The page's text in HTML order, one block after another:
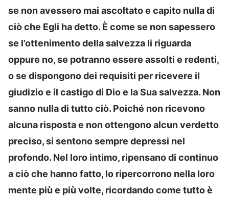
se non avessero mai ascoltato e capito nulla di
ciò che Egli ha detto. È come se non sapessero
se l’ottenimento della salvezza li riguarda
oppure no, se potranno essere assolti e redenti,
o se dispongono dei requisiti per ricevere il
giudizio e il castigo di Dio e la Sua salvezza. Non
sanno nulla di tutto ciò. Poiché non ricevono
alcuna risposta e non ottengono alcun verdetto
preciso, si sentono sempre depressi nel
profondo. Nel loro intimo, ripensano di continuo
a ciò che hanno fatto, lo ripercorrono nella loro
mente più e più volte, ricordando come tutto è